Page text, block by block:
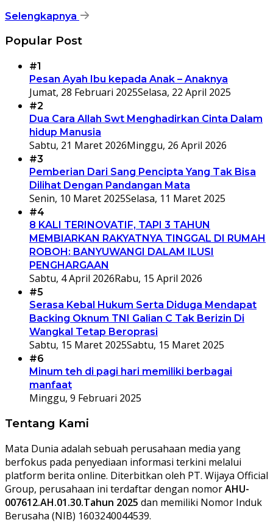
Selengkapnya
Popular Post
#1
Pesan Ayah Ibu kepada Anak – Anaknya
Jumat, 28 Februari 2025Selasa, 22 April 2025
#2
Dua Cara Allah Swt Menghadirkan Cinta Dalam
hidup Manusia
Sabtu, 21 Maret 2026Minggu, 26 April 2026
#3
Pemberian Dari Sang Pencipta Yang Tak Bisa
Dilihat Dengan Pandangan Mata
Senin, 10 Maret 2025Selasa, 11 Maret 2025
#4
8 KALI TERINOVATIF, TAPI 3 TAHUN
MEMBIARKAN RAKYATNYA TINGGAL DI RUMAH
ROBOH: BANYUWANGI DALAM ILUSI
PENGHARGAAN
Sabtu, 4 April 2026Rabu, 15 April 2026
#5
Serasa Kebal Hukum Serta Diduga Mendapat
Backing Oknum TNI Galian C Tak Berizin Di
Wangkal Tetap Beroprasi
Sabtu, 15 Maret 2025Sabtu, 15 Maret 2025
#6
Minum teh di pagi hari memiliki berbagai
manfaat
Minggu, 9 Februari 2025
Tentang Kami
Mata Dunia adalah sebuah perusahaan media yang
berfokus pada penyediaan informasi terkini melalui
platform berita online. Diterbitkan oleh PT. Wijaya Official
Group, perusahaan ini terdaftar dengan nomorAHU-
007612.AH.01.30.Tahun 2025 dan memiliki Nomor Induk
Berusaha (NIB) 1603240044539.